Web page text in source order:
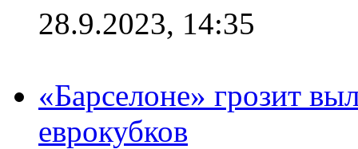
28.9.2023, 14:35
«Барселоне» грозит
еврокубков